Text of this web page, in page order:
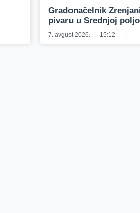
Gradonačelnik
pivaru u Srednjoj
7. avgust 2026. 15:12